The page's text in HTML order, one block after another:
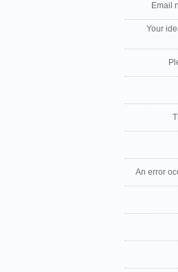
Email
Your
An error